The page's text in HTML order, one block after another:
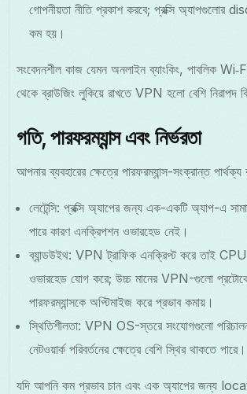
গোপনীয়তা নীতি প্রকাশ করবে; প্রক্সি অ্যাপগুলোর
কম হয়।
সংবেদনশীল কাজ যেমন অনলাইন ব্যাংকিং, পাবলিক
থেকে ব্রাউজিং লুকিয়ে রাখতে VPN হলো বেশি নিরাপদ
গতি, পারফরম্যান্স এবং নির্ভরতা
আপনার ব্যবহারের ক্ষেত্রে পারফরম্যান্স-সংক্রান্ত পার্থক্য
লেটেন্সি: প্রক্সি অ্যাপের জন্য এক-একটি অ্যাপ-এ
পারে কারণ এনক্রিপশন ওভারহেড নেই।
ব্যান্ডউইথ: VPN ট্রাফিক এনক্রিপ্ট করে তাই
ওভারহেড যোগ করে; উচ্চ মানের VPN-গুলো
পারফরম্যান্সকে অপ্টিমাইজ করে প্রভাব কমায়।
স্থিতিশীলতা: VPN OS-স্তরে সংযোগগুলো
নেটওয়ার্ক পরিবর্তনের ক্ষেত্রে বেশি স্থির থাকতে পারে।
যদি আপনি কম প্রভাব চান এবং এক অ্যাপের জন্য